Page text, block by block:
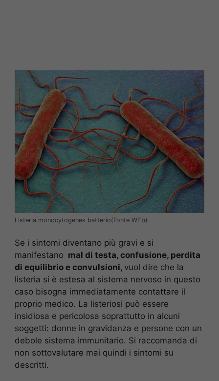
Listeria monocytogenes batterio(Fonte WEb)
Se i sintomi diventano più gravi e si
manifestano mal di testa, confusione, perdita
di equilibrio e convulsioni, vuol dire che la
listeria si è estesa al sistema nervoso in questo
caso bisogna immediatamente contattare il
proprio medico. La listeriosi può essere
insidiosa e pericolosa soprattutto in alcuni
soggetti: donne in gravidanza e persone con un
debole sistema immunitario. Si raccomanda di
non sottovalutare mai quindi i sintomi su
descritti.